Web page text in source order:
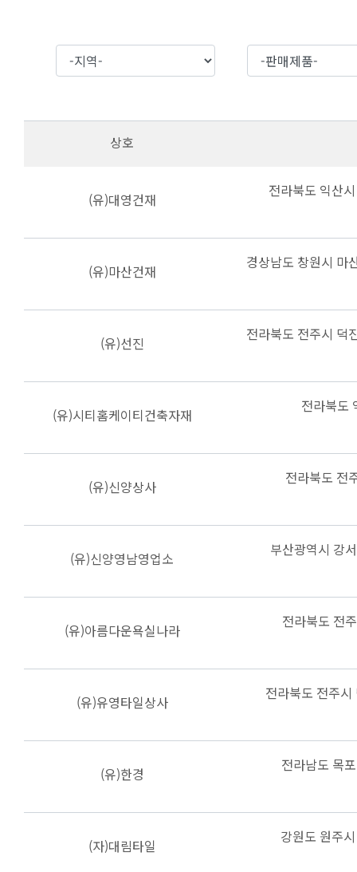
상호
(유)대영건재 전라북도 익산
(유)마산건재 경상남도 창원시 마
(유)선진 전라북도 전주시 덕
(유)시티홈케이티건축자재 전라북도
(유)신양상사 전라북도 전
(유)신양영남영업소 부산광역시 강
(유)아름다운욕실나라 전라북도 전
(유)유영타일상사 전라북도 전주
(유)한경 전라남도 목
(자)대림타일 강원도 원주